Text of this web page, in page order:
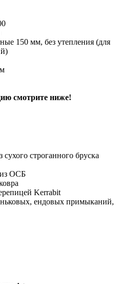
150 мм, без утепления (для
смотрите ниже!
строганного бруска
из ОСБ
Kerrabit
ендовых примыканий,